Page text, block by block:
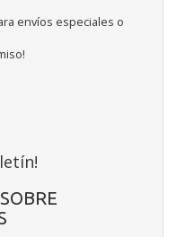
envíos especiales o